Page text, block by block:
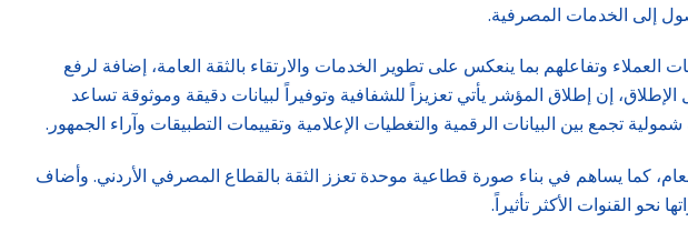
إلى الخدمات المصرفية.
وتفاعلهم بما ينعكس على تطوير الخدمات والارتقاء بالثقة العامة، إضافة لرفع
إن إطلاق المؤشر يأتي تعزيزاً للشفافية وتوفيراً لبيانات دقيقة وموثوقة تساعد
تجمع بين البيانات الرقمية والتغطيات الإعلامية وتقييمات التطبيقات وآراء الجمهور.
كما يساهم في بناء صورة قطاعية موحدة تعزز الثقة بالقطاع المصرفي الأردني. وأضاف
القنوات الأكثر تأثيراً.